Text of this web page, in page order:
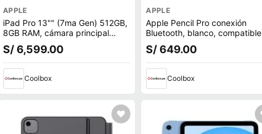
APPLE
iPad Pro 13"" (7ma Gen) 512GB,
8GB RAM, cámara principal
12MP y frontal 12MP, Chip M4,
negro
S/ 6,599.00
Coolbox
APPLE
Apple Pencil Pro conexión
Bluetooth, blanco, compatible
iPad Pro de 13” y 11” (M4) y el
iPad Air de 13” y 11” (M2)
S/ 649.00
Coolbox